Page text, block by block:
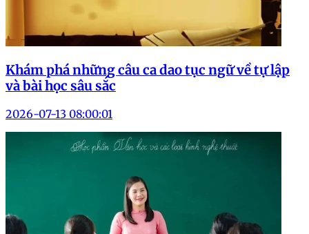
Khám phá những câu ca dao tục ngữ về tự lập
và bài học sâu sắc
2026-07-13 08:00:01